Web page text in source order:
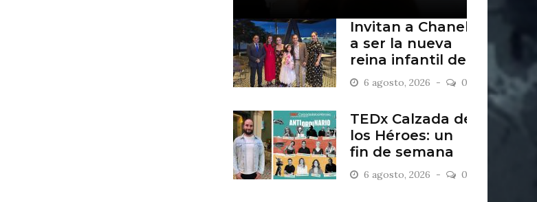
Invitan a Chanel
a ser la nueva
reina infantil de
San Francisco
del Rincón
6 agosto, 2026 0
TEDx Calzada de
los Héroes: un
fin de semana
“Antiordinario”
en León
6 agosto, 2026 0